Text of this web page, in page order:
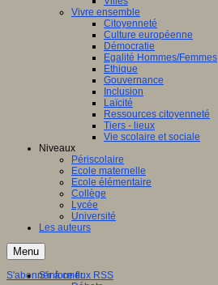
Vivre ensemble
Citoyenneté
Culture européenne
Démocratie
Egalité Hommes/Femmes
Ethique
Gouvernance
Inclusion
Laïcité
Ressources citoyenneté
Tiers - lieux
Vie scolaire et sociale
Niveaux
Périscolaire
Ecole maternelle
Ecole élémentaire
Collège
Lycée
Université
Les auteurs
Menu
S'informer
S'abonner à ce flux RSS